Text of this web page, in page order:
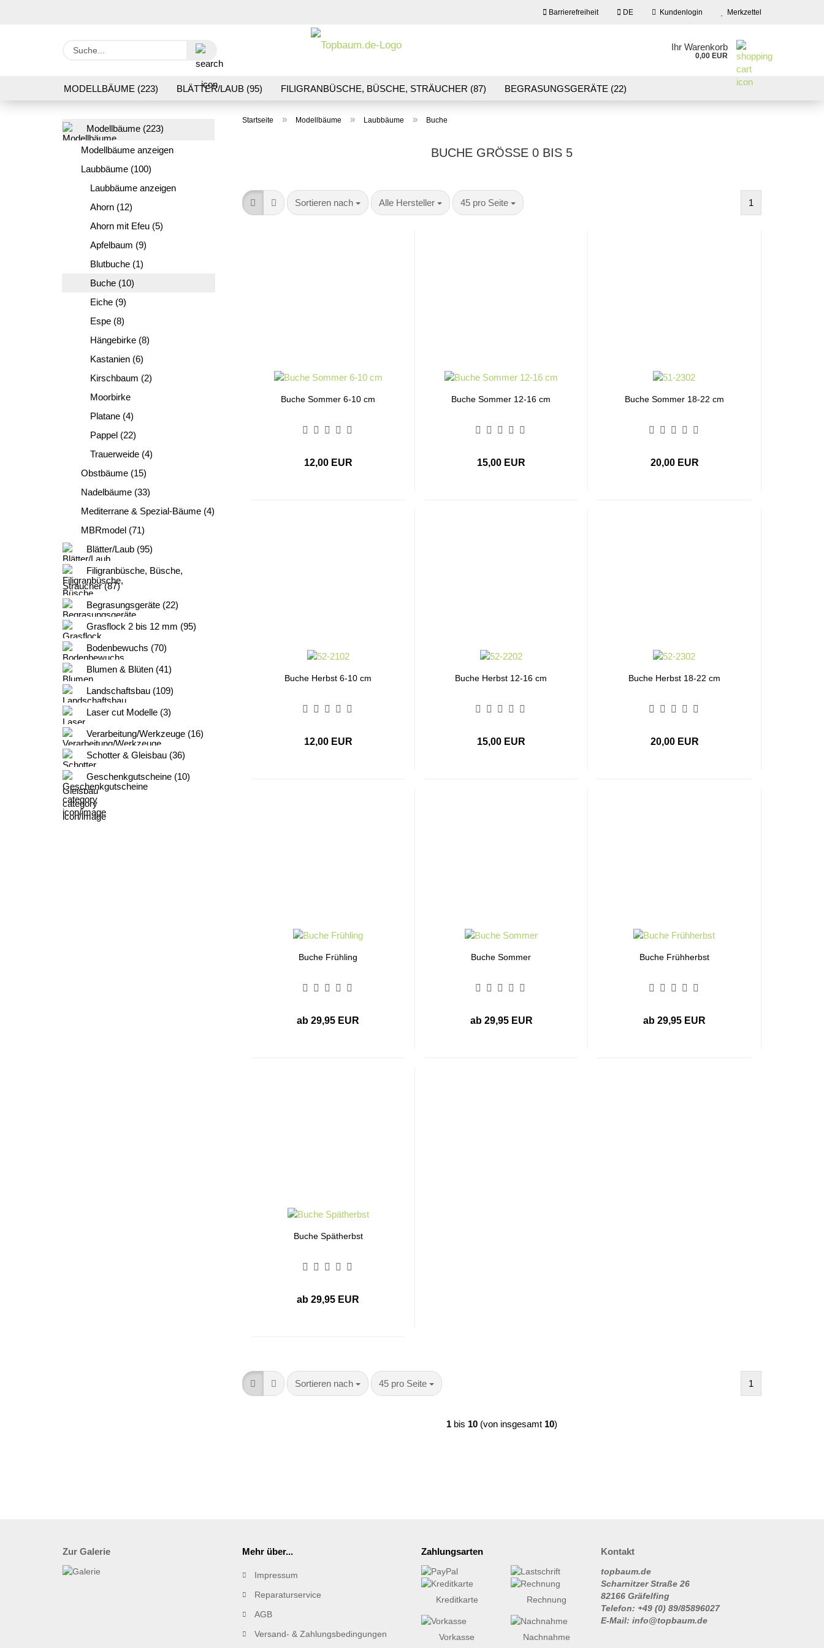
Barrierefreiheit DE Kundenlogin Merkzettel
Ihr Warenkorb
0,00 EUR
MODELLBÄUME (223) BLÄTTER/LAUB (95) FILIGRANBÜSCHE, BÜSCHE, STRÄUCHER (87) BEGRASUNGSGERÄTE (22)
VERARBEITUNG/WERKZEUGE (16)
Startseite » Modellbäume » Laubbäume » Buche
BUCHE GRÖSSE 0 BIS 5
Sortieren nach
Sortieren nach Alle Hersteller
pro Seite 45 pro Seite
pro Seite 1
Buche Sommer 6-10 cm
12,00 EUR
Buche Sommer 12-16 cm
15,00 EUR
Buche Sommer 18-22 cm
20,00 EUR
Buche Herbst 6-10 cm
12,00 EUR
Buche Herbst 12-16 cm
15,00 EUR
Buche Herbst 18-22 cm
20,00 EUR
Buche Frühling
ab 29,95 EUR
Buche Sommer
ab 29,95 EUR
Buche Frühherbst
ab 29,95 EUR
Buche Spätherbst
ab 29,95 EUR
Sortieren nach
Sortieren nach 45 pro Seite
pro Seite 1
1bis 10(von insgesamt 10)
Modellbäume (223)
Modellbäume anzeigen
Laubbäume (100)
Laubbäume anzeigen
Ahorn (12)
Ahorn mit Efeu (5)
Apfelbaum (9)
Blutbuche (1)
Buche (10)
Eiche (9)
Espe (8)
Hängebirke (8)
Kastanien (6)
Kirschbaum (2)
Moorbirke
Platane (4)
Pappel (22)
Trauerweide (4)
Obstbäume (15)
Nadelbäume (33)
Mediterrane & Spezial-Bäume (4)
MBRmodel (71)
Blätter/Laub (95)
Filigranbüsche, Büsche,
Sträucher (87)
Begrasungsgeräte (22)
Grasflock 2 bis 12 mm (95)
Bodenbewuchs (70)
Blumen & Blüten (41)
Landschaftsbau (109)
Laser cut Modelle (3)
Verarbeitung/Werkzeuge (16)
Schotter & Gleisbau (36)
Geschenkgutscheine (10)
Zur Galerie Mehr über...
Impressum
Reparaturservice
AGB
Versand- & Zahlungsbedingungen
Zahlungsarten
Kreditkarte Rechnung
Vorkasse Nachnahme
Kontakt
topbaum.de
Scharnitzer Straße 26
82166 Gräfelfing
Telefon: +49 (0) 89/85896027
E-Mail: info@topbaum.de